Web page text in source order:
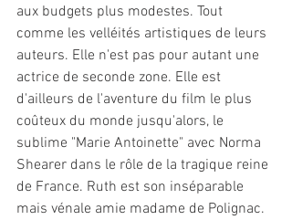
aux budgets plus modestes. Tout
comme les velléités artistiques de leurs
auteurs. Elle n'est pas pour autant une
actrice de seconde zone. Elle est
d'ailleurs de l'aventure du film le plus
coûteux du monde jusqu'alors, le
sublime "Marie Antoinette" avec Norma
Shearer dans le rôle de la tragique reine
de France. Ruth est son inséparable
mais vénale amie madame de Polignac.